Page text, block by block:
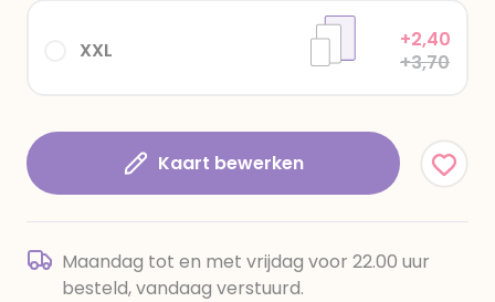
XXL
+2,40
+3,70
Kaart bewerken
Maandag tot en met vrijdag voor 22.00 uur
besteld, vandaag verstuurd.